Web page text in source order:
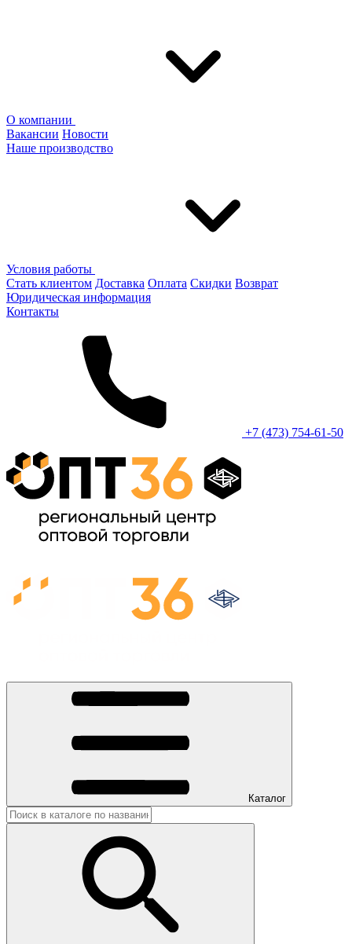
О компании
Вакансии Новости
Наше производство
Условия работы
Стать клиентом Доставка Оплата Скидки Возврат
Юридическая информация
Контакты
+7 (473) 754-61-50
Каталог